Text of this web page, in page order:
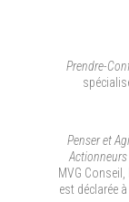
Prendre-
Penser et
Actionneurs
MVG
est déclarée